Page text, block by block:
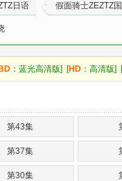
日语 假面骑士ZEZTZ
：蓝光高清版] [HD ：高清版] [
第43集
第37集
第30集